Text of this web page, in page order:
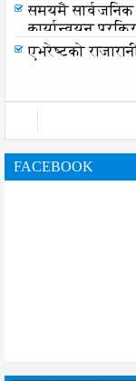
समयमै सार्वजनिक
कार्यान्वयन
एभरेष्टको
FACEBOOK